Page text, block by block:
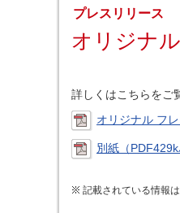
プレスリリース
オリジナ
詳しくはこちらをご
オリジナル フ
別紙（PDF429k
記載されている情報